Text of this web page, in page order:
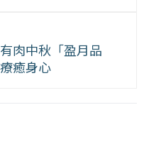
肉中秋「盈月品
癒身心